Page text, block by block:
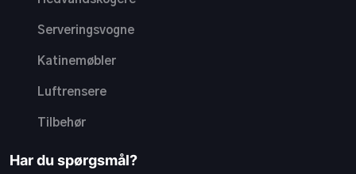
Serveringsvogne
Katinemøbler
Luftrensere
Tilbehør
Har du spørgsmål?